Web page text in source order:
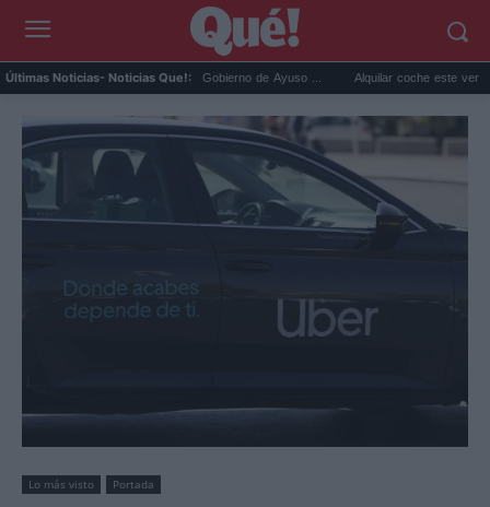
Últimas Noticias- Noticias Que!:
denuncia que pone al Gobierno de Ayuso ... Alquilar coche este verano: el
Lo más visto Portada